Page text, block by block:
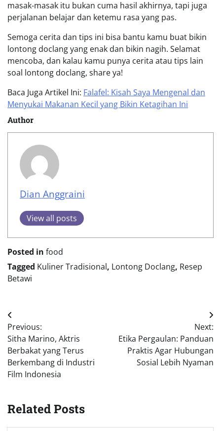
masak-masak itu bukan cuma hasil akhirnya, tapi juga
perjalanan belajar dan ketemu rasa yang pas.
Semoga cerita dan tips ini bisa bantu kamu buat bikin
lontong doclang yang enak dan bikin nagih. Selamat
mencoba, dan kalau kamu punya cerita atau tips lain
soal lontong doclang, share ya!
Baca Juga Artikel Ini: Falafel: Kisah Saya Mengenal dan
Menyukai Makanan Kecil yang Bikin Ketagihan Ini
Author
Dian Anggraini
View all posts
Posted in food
Tagged Kuliner Tradisional, Lontong Doclang, Resep
Betawi
Post
navigation
Previous:
Sitha Marino, Aktris
Berbakat yang Terus
Berkembang di Industri
Film Indonesia
Next:
Etika Pergaulan: Panduan
Praktis Agar Hubungan
Sosial Lebih Nyaman
Related Posts